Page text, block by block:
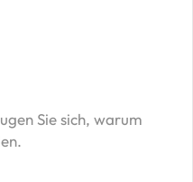
Sie sich, warum